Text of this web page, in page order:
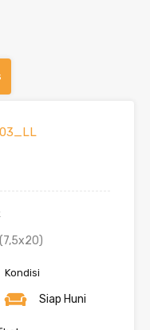
(7,5x20)
Kondisi
Siap Huni